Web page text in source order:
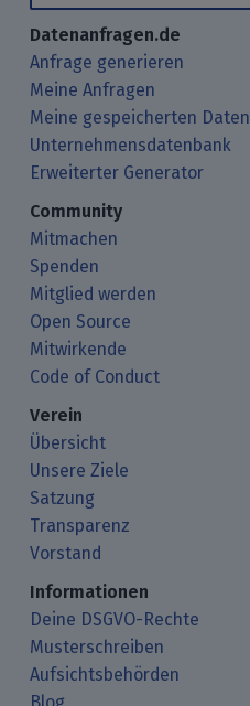
Datenanfragen.de
Anfrage generieren
Meine Anfragen
Meine gespeicherten Daten
Unternehmensdatenbank
Erweiterter Generator
Community
Mitmachen
Spenden
Mitglied werden
Open Source
Mitwirkende
Code of Conduct
Verein
Übersicht
Unsere Ziele
Satzung
Transparenz
Vorstand
Informationen
Deine DSGVO-Rechte
Musterschreiben
Aufsichtsbehörden
Blog